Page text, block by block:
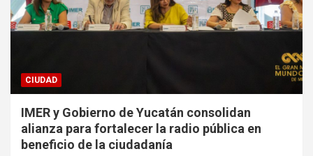
CIUDAD
IMER y Gobierno de Yucatán consolidan
alianza para fortalecer la radio pública en
beneficio de la ciudadanía